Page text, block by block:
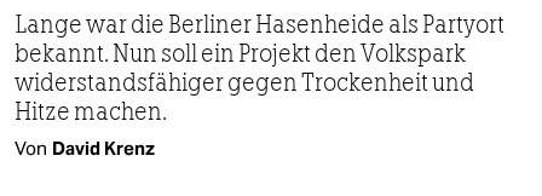
Lange war die Berliner Hasenheide als Partyort
bekannt. Nun soll ein Projekt den Volkspark
widerstandsfähiger gegen Trockenheit und
Hitze machen.
Von David Krenz